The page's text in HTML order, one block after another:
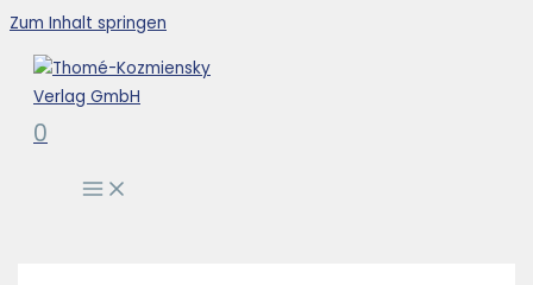
Zum Inhalt springen
0